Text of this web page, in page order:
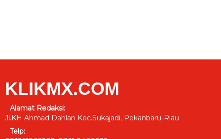
KLIKMX.COM
Alamat Redaksi:
Jl.KH Ahmad Dahlan Kec.Sukajadi, Pekanbaru-Riau
Telp: